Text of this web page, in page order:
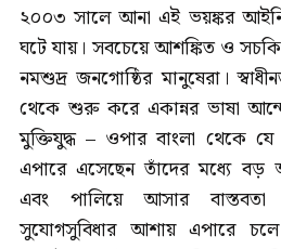
২০০৩ সালে আনা এই ভয়ঙ্কর আইনি
ঘটে যায়। সবচেয়ে আশঙ্কিত ও
নমশুদ্র জনগোষ্ঠির মানুষেরা।
থেকে শুরু করে একান্নর ভাষা
মুক্তিযুদ্ধ – ওপার বাংলা থেকে যে
এপারে এসেছেন তাঁদের মধ্যে বড়
এবং পালিয়ে আসার
সুযোগসুবিধার আশায় এপারে